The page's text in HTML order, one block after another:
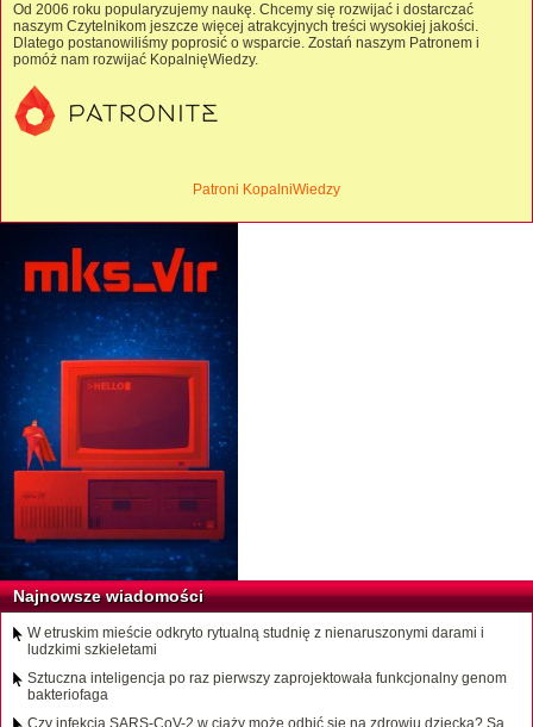
Od 2006 roku popularyzujemy naukę. Chcemy się rozwijać i dostarczać
naszym Czytelnikom jeszcze więcej atrakcyjnych treści wysokiej jakości.
Dlatego postanowiliśmy poprosić o wsparcie. Zostań naszym Patronem i
pomóż nam rozwijać KopalnięWiedzy.
Patroni KopalniWiedzy
Najnowsze wiadomości
W etruskim mieście odkryto rytualną studnię z nienaruszonymi darami i
ludzkimi szkieletami
Sztuczna inteligencja po raz pierwszy zaprojektowała funkcjonalny genom
bakteriofaga